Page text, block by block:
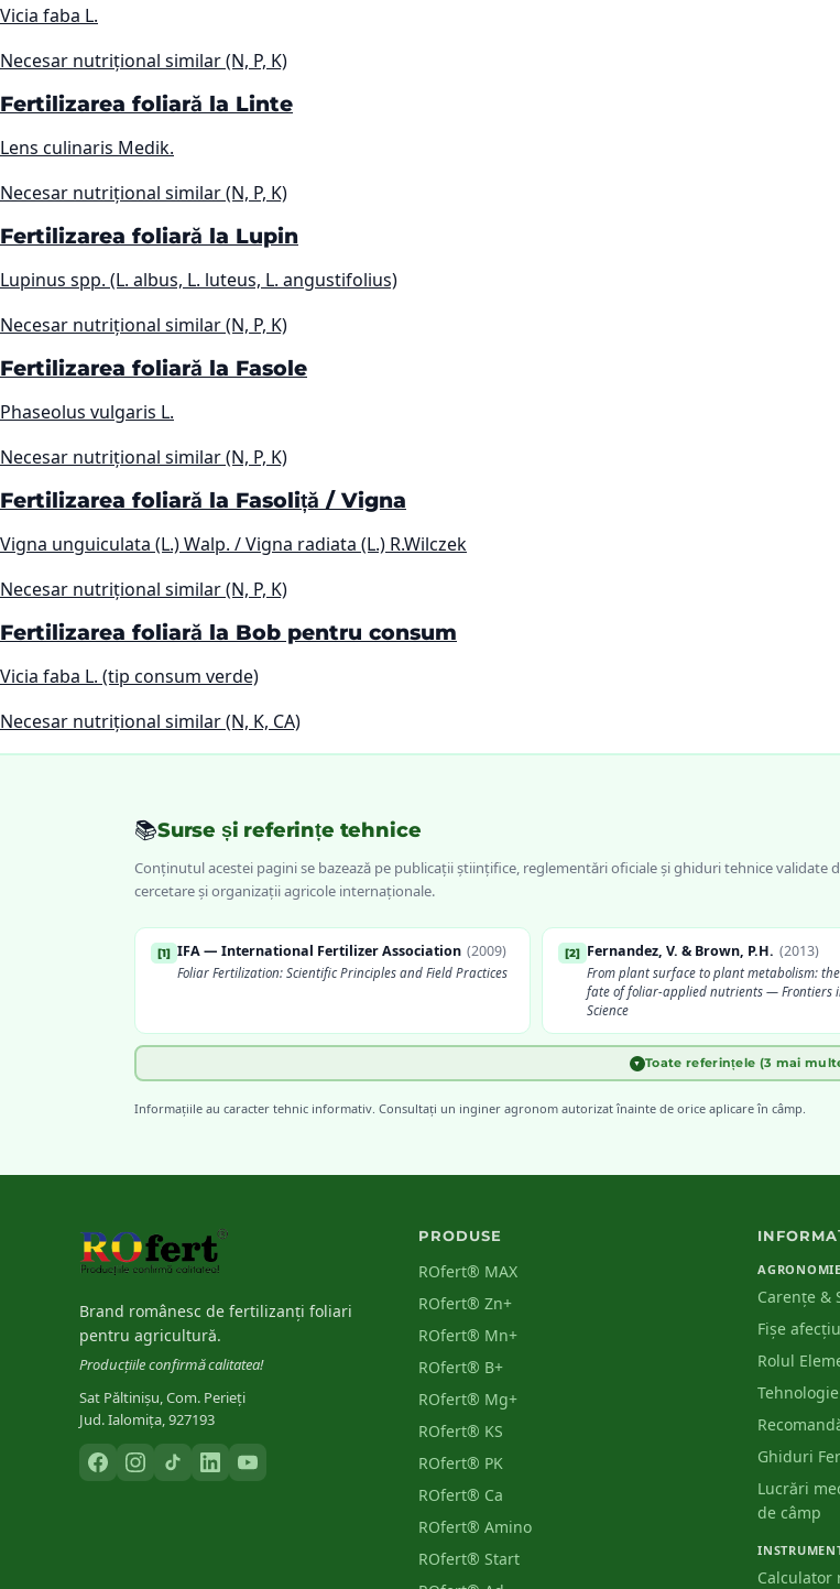
Vicia faba L.
Necesar nutrițional similar (N, P, K)
Fertilizarea foliară la Linte
Lens culinaris Medik.
Necesar nutrițional similar (N, P, K)
Fertilizarea foliară la Lupin
Lupinus spp. (L. albus, L. luteus, L. angustifolius)
Necesar nutrițional similar (N, P, K)
Fertilizarea foliară la Fasole
Phaseolus vulgaris L.
Necesar nutrițional similar (N, P, K)
Fertilizarea foliară la Fasoliță / Vigna
Vigna unguiculata (L.) Walp. / Vigna radiata (L.) R.Wilczek
Necesar nutrițional similar (N, P, K)
Fertilizarea foliară la Bob pentru consum
Vicia faba L. (tip consum verde)
Necesar nutrițional similar (N, K, CA)
📚Surse și referințe tehnice
Conținutul acestei pagini se bazează pe publicații științifice, reglementări oficiale și ghiduri tehnice validate
cercetare și organizații agricole internaționale.
[1] IFA — International Fertilizer Association (2009)
Foliar Fertilization: Scientific Principles and Field Practices
[2] Fernandez, V. & Brown, P.H. (2013)
From plant surface to plant metabolism:
fate of foliar-applied nutrients — Frontiers
Science
Nutrient Management
INCDA Fundulea
agricole din România
▼ Toate referințele (3 mai
Informațiile au caracter tehnic informativ. Consultați un inginer agronom autorizat înainte de orice aplicare în câmp.
Brand românesc de fertilizanți foliari
pentru agricultură.
Producțiile confirmă calitatea!
Sat Păltinișu, Com. Perieți
Jud. Ialomița, 927193
PRODUSE
ROfert® MAX
ROfert® Zn+
ROfert® Mn+
ROfert® B+
ROfert® Mg+
ROfert® KS
ROfert® PK
ROfert® Ca
ROfert® Amino
ROfert® Start
Carențe &
Fișe
Rolul
Ghiduri
Lucrări
de câmp
Calculator